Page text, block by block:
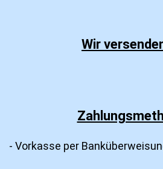
Wir
- Vorkasse per